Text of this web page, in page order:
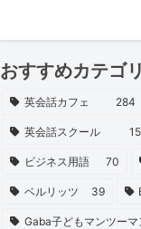
おすすめカテゴ
英会話カフェ 284
英会話スクール
ビジネス用語 70
ベルリッツ 39
Gaba子どもマンツーマ